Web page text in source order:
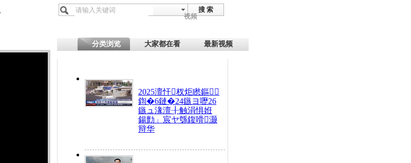
搜 索
视频
分类浏览 大家都在看 最新视频
2025澶忓杈炬矁鏂
鍧�6鏈�24鏃ヨ嚦26
鏃ュ湪澶╂触涓惧姙
鍚勯」宸ヤ綔鍑嗗灏
辩华